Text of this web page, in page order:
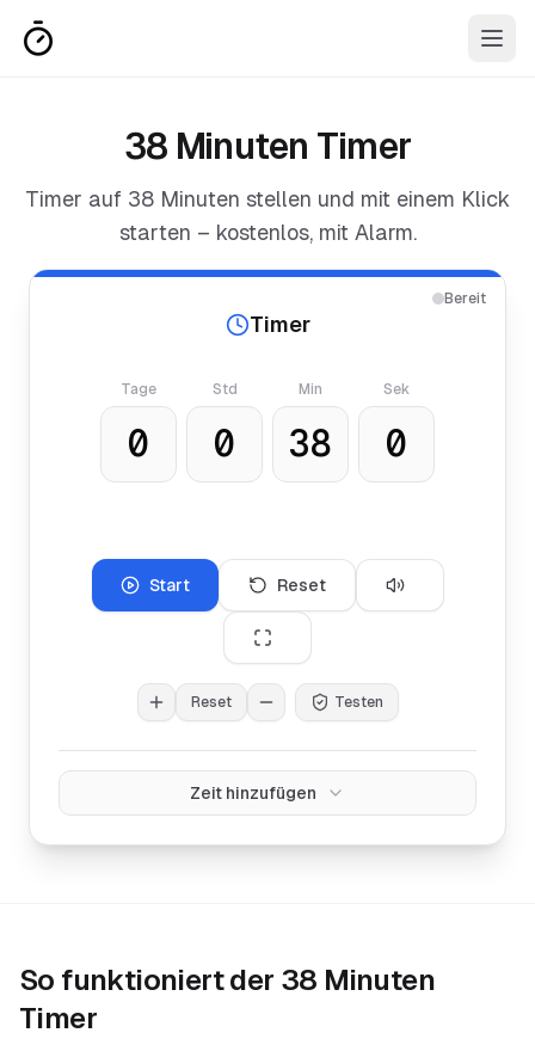
38 Minuten Timer
Timer auf 38 Minuten stellen und mit einem Klick
starten – kostenlos, mit Alarm.
Bereit
Timer
Tage Std Min Sek
Start Reset
Reset Testen
Zeit hinzufügen
So funktioniert der 38 Minuten
Timer